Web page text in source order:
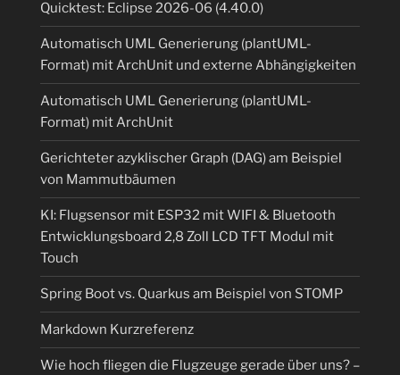
Quicktest: Eclipse 2026-06 (4.40.0)
Automatisch UML Generierung (plantUML-
Format) mit ArchUnit und externe Abhängigkeiten
Automatisch UML Generierung (plantUML-
Format) mit ArchUnit
Gerichteter azyklischer Graph (DAG) am Beispiel
von Mammutbäumen
KI: Flugsensor mit ESP32 mit WIFI & Bluetooth
Entwicklungsboard 2,8 Zoll LCD TFT Modul mit
Touch
Spring Boot vs. Quarkus am Beispiel von STOMP
Markdown Kurzreferenz
Wie hoch fliegen die Flugzeuge gerade über uns? –